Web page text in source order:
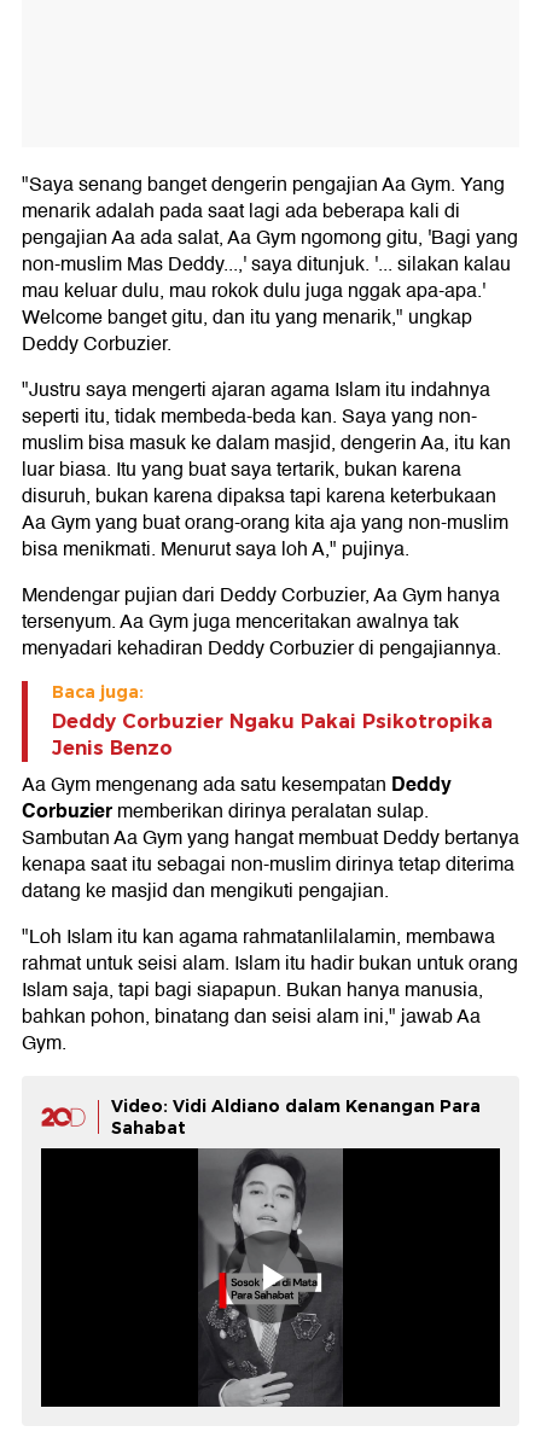
"Saya senang banget dengerin pengajian Aa Gym. Yang
menarik adalah pada saat lagi ada beberapa kali di
pengajian Aa ada salat, Aa Gym ngomong gitu, 'Bagi yang
non-muslim Mas Deddy...,' saya ditunjuk. '... silakan kalau
mau keluar dulu, mau rokok dulu juga nggak apa-apa.'
Welcome banget gitu, dan itu yang menarik," ungkap
Deddy Corbuzier.
"Justru saya mengerti ajaran agama Islam itu indahnya
seperti itu, tidak membeda-beda kan. Saya yang non-
muslim bisa masuk ke dalam masjid, dengerin Aa, itu kan
luar biasa. Itu yang buat saya tertarik, bukan karena
disuruh, bukan karena dipaksa tapi karena keterbukaan
Aa Gym yang buat orang-orang kita aja yang non-muslim
bisa menikmati. Menurut saya loh A," pujinya.
Mendengar pujian dari Deddy Corbuzier, Aa Gym hanya
tersenyum. Aa Gym juga menceritakan awalnya tak
menyadari kehadiran Deddy Corbuzier di pengajiannya.
Baca juga:
Deddy Corbuzier Ngaku Pakai Psikotropika
Jenis Benzo
Aa Gym mengenang ada satu kesempatan Deddy
Corbuziermemberikan dirinya peralatan sulap.
Sambutan Aa Gym yang hangat membuat Deddy bertanya
kenapa saat itu sebagai non-muslim dirinya tetap diterima
datang ke masjid dan mengikuti pengajian.
"Loh Islam itu kan agama rahmatanlilalamin, membawa
rahmat untuk seisi alam. Islam itu hadir bukan untuk orang
Islam saja, tapi bagi siapapun. Bukan hanya manusia,
bahkan pohon, binatang dan seisi alam ini," jawab Aa
Gym.
Video: Vidi Aldiano dalam Kenangan Para
Sahabat